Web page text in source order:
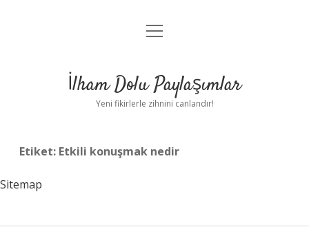
Anasayfa
Yasal Uyarı
menüyü
İlham Dolu Paylaşımlar
Yeni fikirlerle zihnini canlandır!
Etiket: Etkili konuşmak nedir
Sitemap